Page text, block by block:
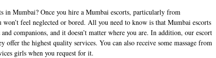
in Mumbai? Once you hire a Mumbai escorts, particularly from
won’t feel neglected or bored. All you need to know is that Mumbai escorts
companions, and it doesn’t matter where you are. In addition, our escort
offer the highest quality services. You can also receive some massage from
girls when you request for it.